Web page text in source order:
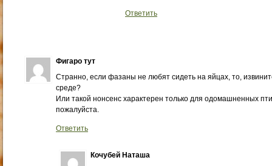
Ответить
Фигаро тут
Странно, если фазаны не любят сидеть на яйцах, то,
среде?
Или такой нонсенс характерен только для одомашненных
пожалуйста.
Ответить
Кочубей Наташа